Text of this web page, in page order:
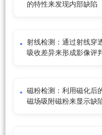
的特性来发现内部缺陷
射线检测：通过射线穿
吸收差异来形成影像评
磁粉检测：利用磁化后
磁场吸附磁粉来显示缺